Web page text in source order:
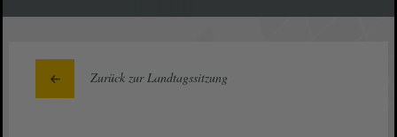
Zurück zur Landtagssitzung